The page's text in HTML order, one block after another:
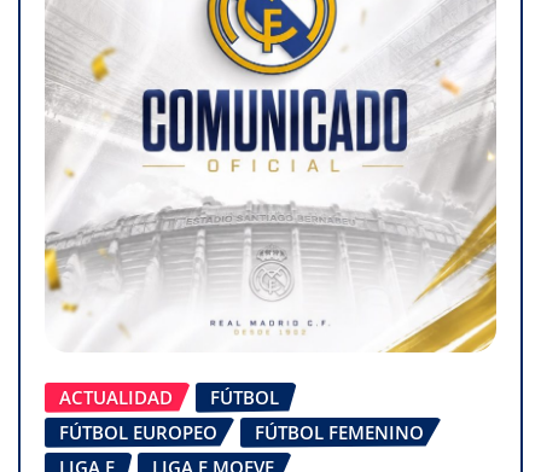
ACTUALIDAD
FÚTBOL
FÚTBOL EUROPEO
FÚTBOL FEMENINO
LIGA F
LIGA F MOEVE